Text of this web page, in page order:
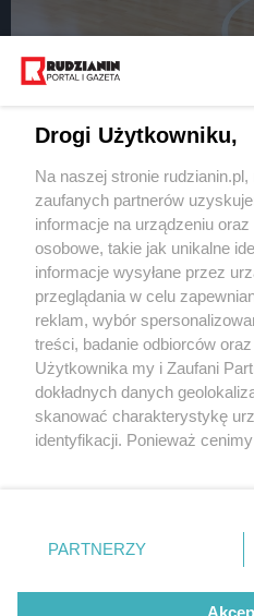
Śląska na sportowym
5 / 7
Mks 7 8
Wydawca mediów
Nie zapomnij
zapoznać się z:
polityką prywatności
Twojemiasto
Piekary Śląskie
Chorzów
Tarnowskie Góry
Gliwice
Drogi Użytkowniku,
Na naszej stronie
zaufanych partnerów
informacje na urządzeniu
osobowe, takie jak unikalne
informacje wysyłane przez
przeglądania w celu
reklam, wybór
treści, badanie odbiorców
Użytkownika my i Zaufani
dokładnych danych
skanować charakterystykę
identyfikacji. Ponieważ
prywatności znajdujący się w
. Niektóre rodzaje
zgody użytkownika, ale masz
takiemu przetwarzaniu.
PARTNERZY